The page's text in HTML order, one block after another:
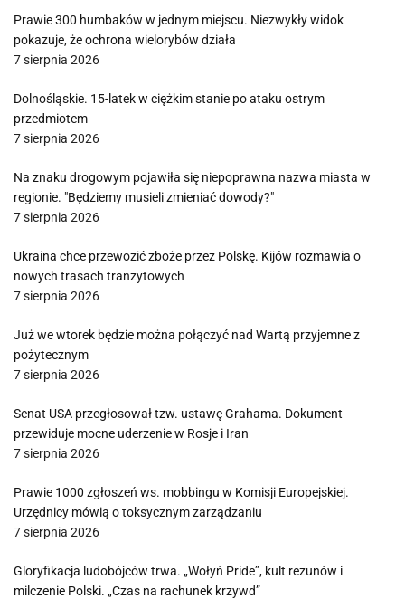
Prawie 300 humbaków w jednym miejscu. Niezwykły widok
pokazuje, że ochrona wielorybów działa
7 sierpnia 2026
Dolnośląskie. 15-latek w ciężkim stanie po ataku ostrym
przedmiotem
7 sierpnia 2026
Na znaku drogowym pojawiła się niepoprawna nazwa miasta w
regionie. "Będziemy musieli zmieniać dowody?"
7 sierpnia 2026
Ukraina chce przewozić zboże przez Polskę. Kijów rozmawia o
nowych trasach tranzytowych
7 sierpnia 2026
Już we wtorek będzie można połączyć nad Wartą przyjemne z
pożytecznym
7 sierpnia 2026
Senat USA przegłosował tzw. ustawę Grahama. Dokument
przewiduje mocne uderzenie w Rosje i Iran
7 sierpnia 2026
Prawie 1000 zgłoszeń ws. mobbingu w Komisji Europejskiej.
Urzędnicy mówią o toksycznym zarządzaniu
7 sierpnia 2026
Gloryfikacja ludobójców trwa. „Wołyń Pride”, kult rezunów i
milczenie Polski. „Czas na rachunek krzywd”